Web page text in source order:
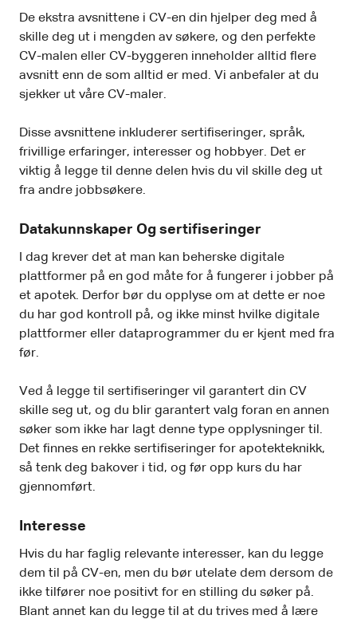
De ekstra avsnittene i CV-en din hjelper deg med å
skille deg ut i mengden av søkere, og den perfekte
CV-malen eller CV-byggeren inneholder alltid flere
avsnitt enn de som alltid er med. Vi anbefaler at du
sjekker ut våre CV-maler.
Disse avsnittene inkluderer sertifiseringer, språk,
frivillige erfaringer, interesser og hobbyer. Det er
viktig å legge til denne delen hvis du vil skille deg ut
fra andre jobbsøkere.
Datakunnskaper Og sertifiseringer
I dag krever det at man kan beherske digitale
plattformer på en god måte for å fungerer i jobber på
et apotek. Derfor bør du opplyse om at dette er noe
du har god kontroll på, og ikke minst hvilke digitale
plattformer eller dataprogrammer du er kjent med fra
før.
Ved å legge til sertifiseringer vil garantert din CV
skille seg ut, og du blir garantert valg foran en annen
søker som ikke har lagt denne type opplysninger til.
Det finnes en rekke sertifiseringer for apotekteknikk,
så tenk deg bakover i tid, og før opp kurs du har
gjennomført.
Interesse
Hvis du har faglig relevante interesser, kan du legge
dem til på CV-en, men du bør utelate dem dersom de
ikke tilfører noe positivt for en stilling du søker på.
Blant annet kan du legge til at du trives med å lære